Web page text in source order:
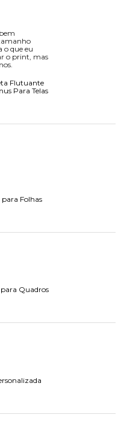
o que eu
o print, mas
Flutuante
Para Telas
Folhas
Quadros